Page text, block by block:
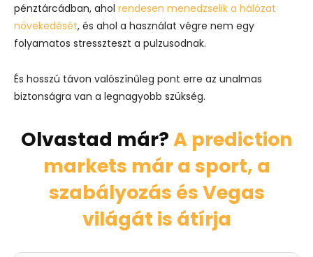
pénztárcádban, ahol rendesen menedzselik a hálózat
növekedését, és ahol a használat végre nem egy
folyamatos stresszteszt a pulzusodnak.
És hosszú távon valószínűleg pont erre az unalmas
biztonságra van a legnagyobb szükség.
Olvastad már?A prediction
markets már a sport, a
szabályozás és Vegas
világát is átírja